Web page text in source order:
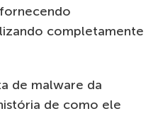
completamente
de malware da
de como ele